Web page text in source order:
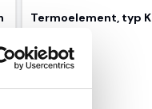
Termoelement, typ K
690 kr
Exkl. moms